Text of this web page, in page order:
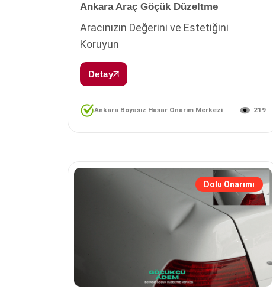
Ankara Araç Göçük Düzeltme
Aracınızın Değerini ve Estetiğini
Koruyun
Detay
Ankara Boyasız Hasar Onarım Merkezi 219
Dolu Onarımı